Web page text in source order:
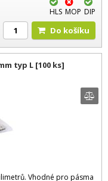
HLS MOP DIP
Do košíku
typ L [100 ks]
Vhodné pro pásma